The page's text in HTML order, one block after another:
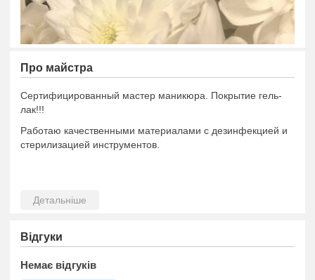
Про майстра
Сертифицированный мастер маникюра. Покрытие гель-
лак!!!
Работаю качественными материалами с дезинфекцией и
стерилизацией инструментов.
Відгуки
Немає відгуків